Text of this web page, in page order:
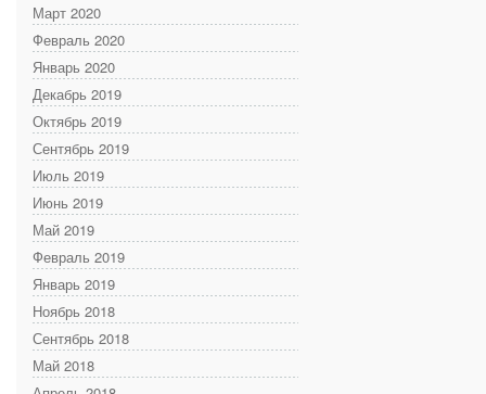
Март 2020
Февраль 2020
Январь 2020
Декабрь 2019
Октябрь 2019
Сентябрь 2019
Июль 2019
Июнь 2019
Май 2019
Февраль 2019
Январь 2019
Ноябрь 2018
Сентябрь 2018
Май 2018